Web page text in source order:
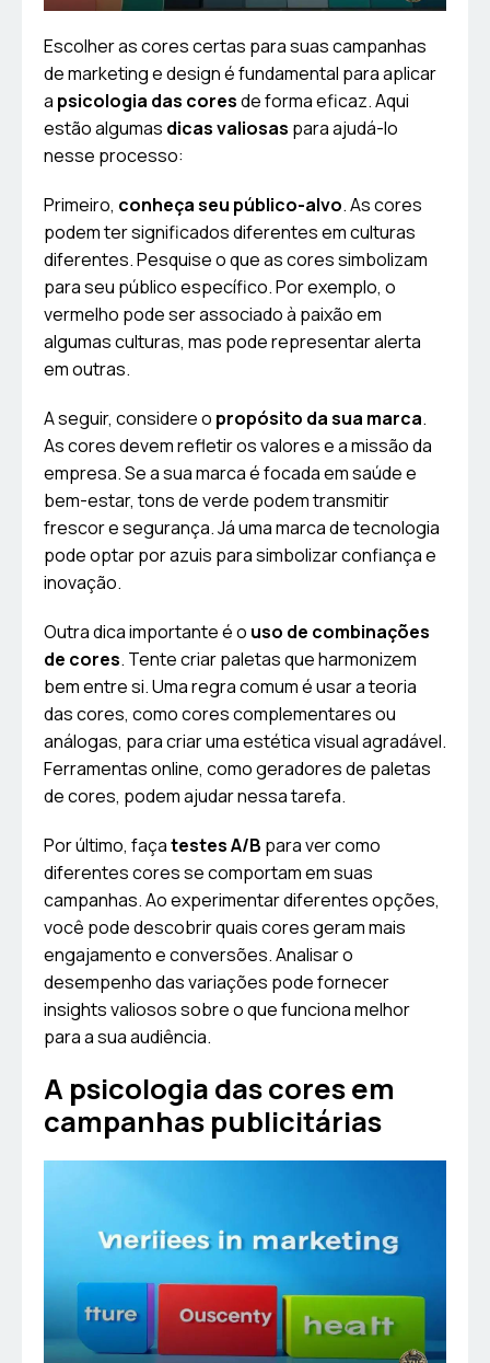
Escolher as cores certas para suas campanhas
de marketing e design é fundamental para aplicar
a psicologia das coresde forma eficaz. Aqui
estão algumas dicas valiosas para ajudá-lo
nesse processo:
Primeiro, conheça seu público-alvo. As cores
podem ter significados diferentes em culturas
diferentes. Pesquise o que as cores simbolizam
para seu público específico. Por exemplo, o
vermelho pode ser associado à paixão em
algumas culturas, mas pode representar alerta
em outras.
A seguir, considere o propósito da sua marca.
As cores devem refletir os valores e a missão da
empresa. Se a sua marca é focada em saúde e
bem-estar, tons de verde podem transmitir
frescor e segurança. Já uma marca de tecnologia
pode optar por azuis para simbolizar confiança e
inovação.
Outra dica importante é o uso de combinações
de cores. Tente criar paletas que harmonizem
bem entre si. Uma regra comum é usar a teoria
das cores, como cores complementares ou
análogas, para criar uma estética visual agradável.
Ferramentas online, como geradores de paletas
de cores, podem ajudar nessa tarefa.
Por último, façatestes A/B para ver como
diferentes cores se comportam em suas
campanhas. Ao experimentar diferentes opções,
você pode descobrir quais cores geram mais
engajamento e conversões. Analisar o
desempenho das variações pode fornecer
insights valiosos sobre o que funciona melhor
para a sua audiência.
A psicologia das cores em
campanhas publicitárias